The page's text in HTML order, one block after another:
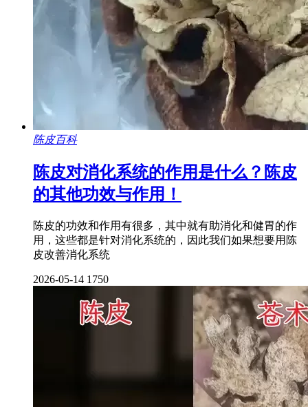
陈皮百科
陈皮对消化系统的作用是什么？陈皮
的其他功效与作用！
陈皮的功效和作用有很多，其中就有助消化和健胃的作
用，这些都是针对消化系统的，因此我们如果想要用陈
皮改善消化系统
2026-05-14 1750